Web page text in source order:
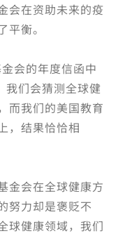
会在资助未来的疫
衡。
会的年度信函中
们会猜测全球健
而我们的美国教育
，结果恰恰相
金会在全球健康方
努力却是褒贬不
球健康领域，我们